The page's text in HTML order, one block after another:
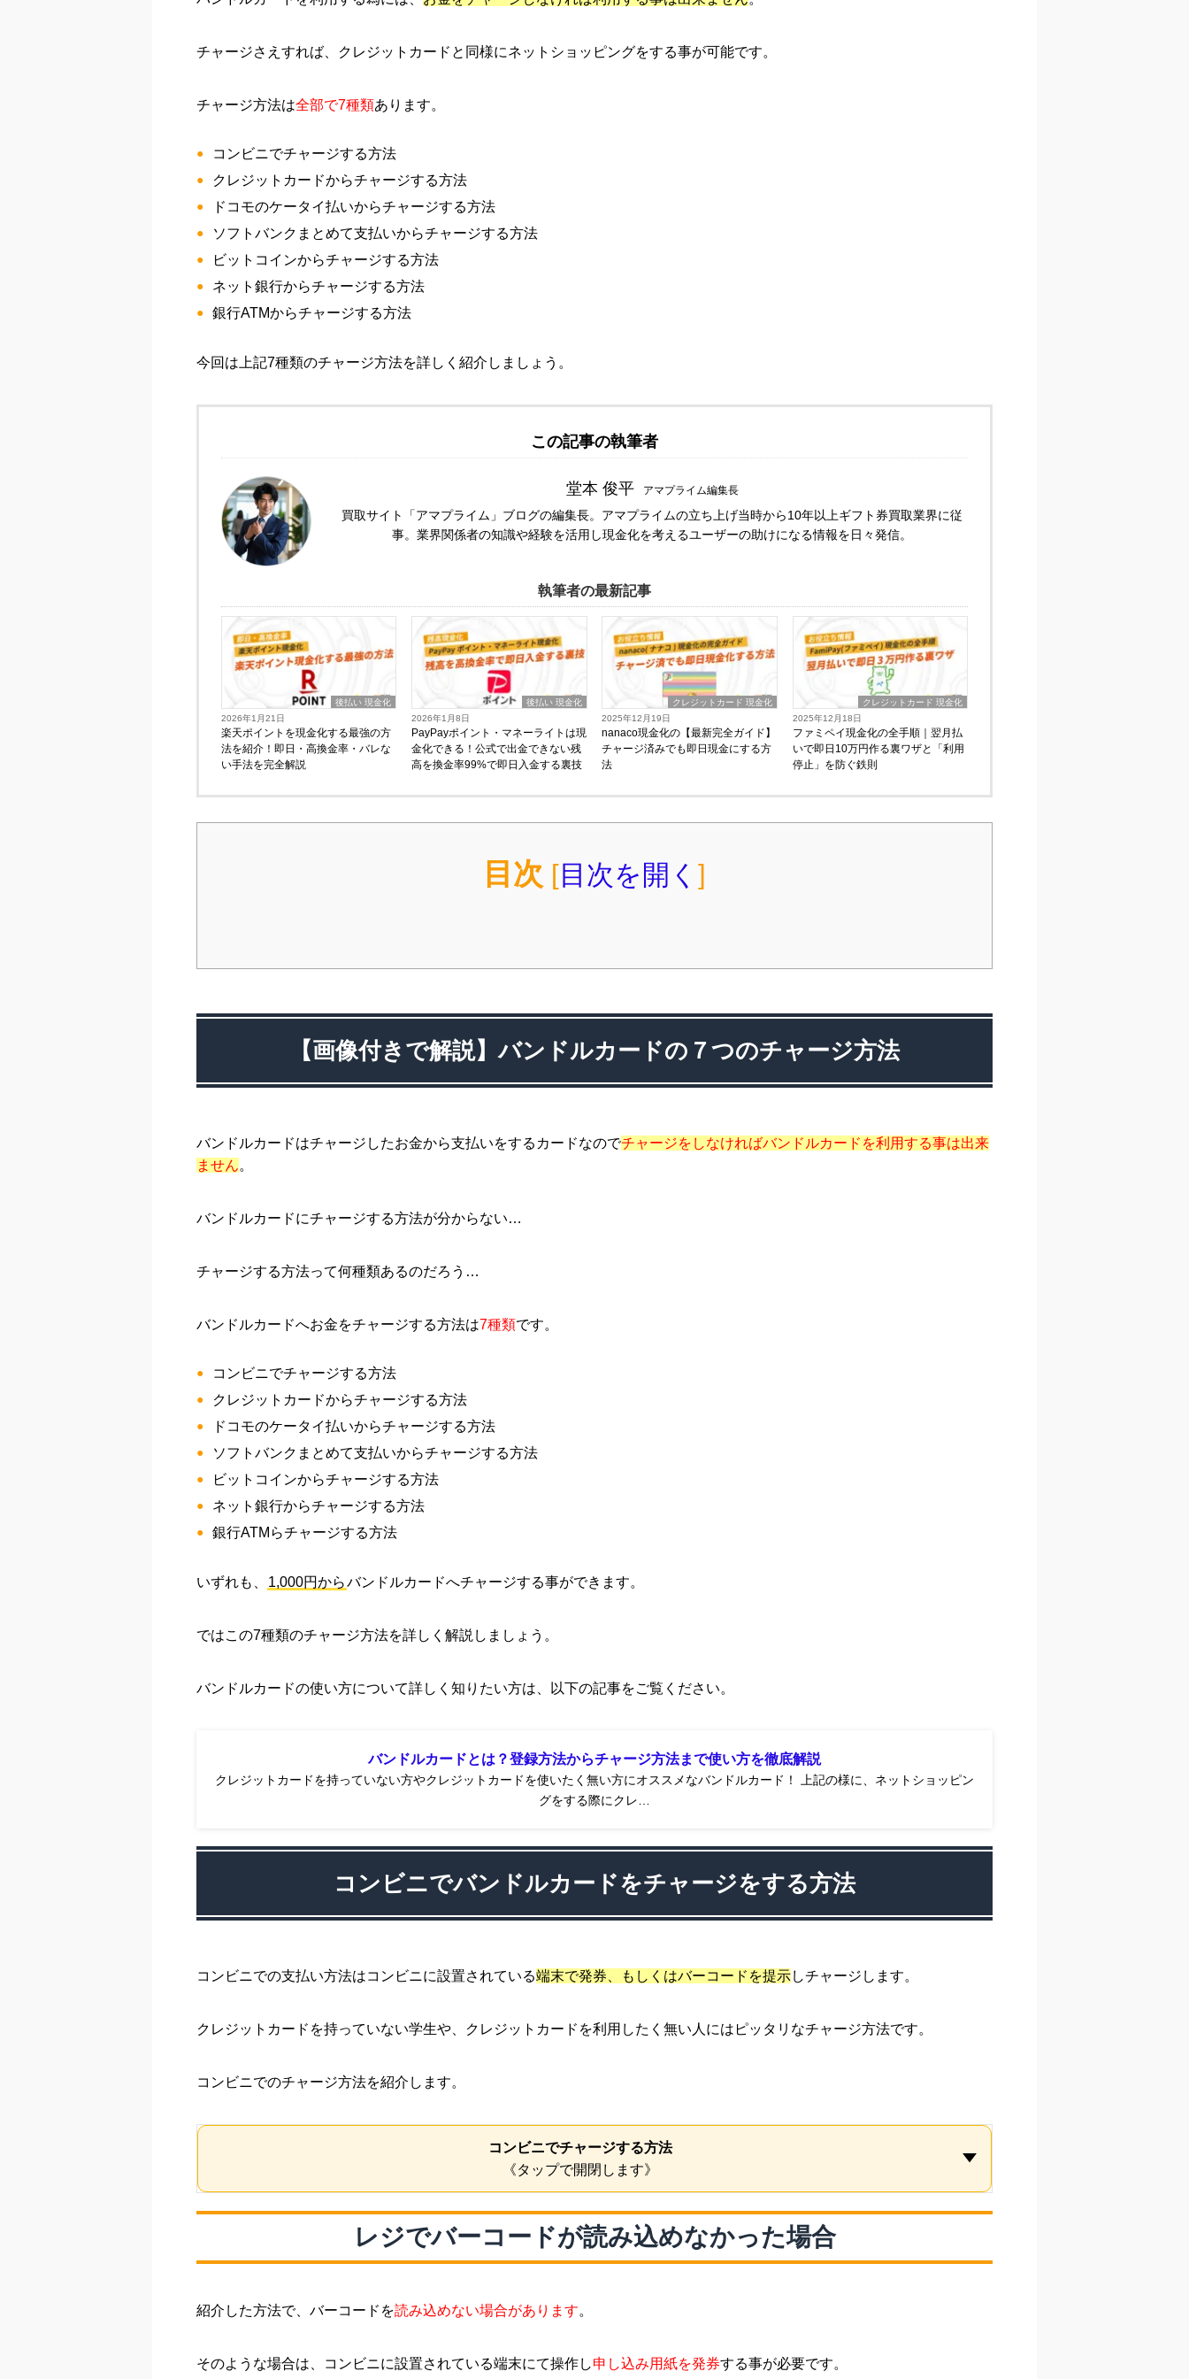
チャージさえすれば、クレジットカードと同様にネットショッピングをする事が可能です。
チャージ方法は全部で7種類あります。
コンビニでチャージする方法
クレジットカードからチャージする方法
ドコモのケータイ払いからチャージする方法
ソフトバンクまとめて支払いからチャージする方法
ビットコインからチャージする方法
ネット銀行からチャージする方法
銀行ATMからチャージする方法
今回は上記7種類のチャージ方法を詳しく紹介しましょう。
この記事の執筆者
堂本 俊平 アマプライム編集長
買取サイト「アマプライム」ブログの編集長。アマプライムの立ち上げ当時から10年以上ギフト券買取業界に従
事。業界関係者の知識や経験を活用し現金化を考えるユーザーの助けになる情報を日々発信。
執筆者の最新記事
後払い 現金化
2026年1月21日
楽天ポイントを現金化する最強の方
法を紹介！即日・高換金率・バレな
い手法を完全解説
後払い 現金化
2026年1月8日
PayPayポイント・マネーライトは現
金化できる！公式で出金できない残
高を換金率99%で即日入金する裏技
クレジットカード 現金化
2025年12月19日
nanaco現金化の【最新完全ガイド】
チャージ済みでも即日現金にする方
法
クレジットカード 現金化
2025年12月18日
ファミペイ現金化の全手順｜翌月払
いで即日10万円作る裏ワザと「利用
停止」を防ぐ鉄則
目次 [目次を開く ]
【画像付きで解説】バンドルカードの７つのチャージ方法
バンドルカードはチャージしたお金から支払いをするカードなのでチャージをしなければバンドルカードを利用する事は出来
ません。
バンドルカードにチャージする方法が分からない…
チャージする方法って何種類あるのだろう…
バンドルカードへお金をチャージする方法は7種類です。
コンビニでチャージする方法
クレジットカードからチャージする方法
ドコモのケータイ払いからチャージする方法
ソフトバンクまとめて支払いからチャージする方法
ビットコインからチャージする方法
ネット銀行からチャージする方法
銀行ATMらチャージする方法
いずれも、 1,000円からバンドルカードへチャージする事ができます。
ではこの7種類のチャージ方法を詳しく解説しましょう。
バンドルカードの使い方について詳しく知りたい方は、以下の記事をご覧ください。
バンドルカードとは？登録方法からチャージ方法まで使い方を徹底解説
クレジットカードを持っていない方やクレジットカードを使いたく無い方にオススメなバンドルカード！ 上記の様に、ネットショッピン
グをする際にクレ…
コンビニでバンドルカードをチャージをする方法
コンビニでの支払い方法はコンビニに設置されている端末で発券、もしくはバーコードを提示しチャージします。
クレジットカードを持っていない学生や、クレジットカードを利用したく無い人にはピッタリなチャージ方法です。
コンビニでのチャージ方法を紹介します。
コンビニでチャージする方法
《タップで開閉します》
レジでバーコードが読み込めなかった場合
紹介した方法で、バーコードを読み込めない場合があります。
そのような場合は、コンビニに設置されている端末にて操作し申し込み用紙を発券する事が必要です。